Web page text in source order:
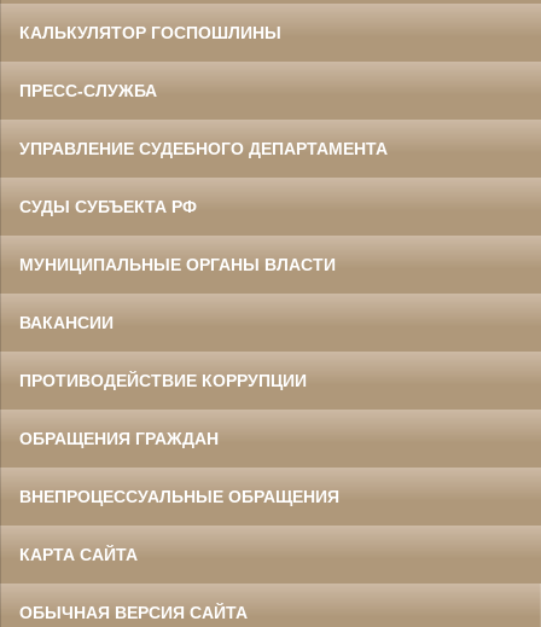
КАЛЬКУЛЯТОР ГОСПОШЛИНЫ
ПРЕСС-СЛУЖБА
УПРАВЛЕНИЕ СУДЕБНОГО ДЕПАРТАМЕНТА
СУДЫ СУБЪЕКТА РФ
МУНИЦИПАЛЬНЫЕ ОРГАНЫ ВЛАСТИ
ВАКАНСИИ
ПРОТИВОДЕЙСТВИЕ КОРРУПЦИИ
ОБРАЩЕНИЯ ГРАЖДАН
ВНЕПРОЦЕССУАЛЬНЫЕ ОБРАЩЕНИЯ
КАРТА САЙТА
ОБЫЧНАЯ ВЕРСИЯ САЙТА